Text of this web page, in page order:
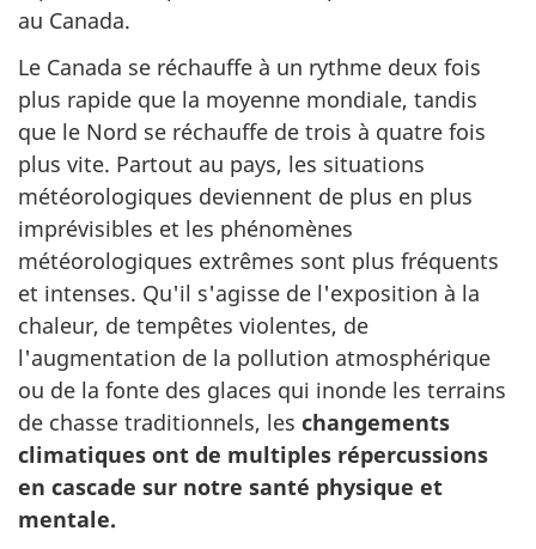
au Canada.
Le Canada se réchauffe à un rythme deux fois
plus rapide que la moyenne mondiale, tandis
que le Nord se réchauffe de trois à quatre fois
plus vite. Partout au pays, les situations
météorologiques deviennent de plus en plus
imprévisibles et les phénomènes
météorologiques extrêmes sont plus fréquents
et intenses. Qu'il s'agisse de l'exposition à la
chaleur, de tempêtes violentes, de
l'augmentation de la pollution atmosphérique
ou de la fonte des glaces qui inonde les terrains
de chasse traditionnels, les changements
climatiques ont de multiples répercussions
en cascade sur notre santé physique et
mentale.